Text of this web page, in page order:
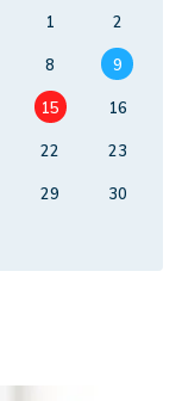
1
2
8
9
15
16
22
23
29
30